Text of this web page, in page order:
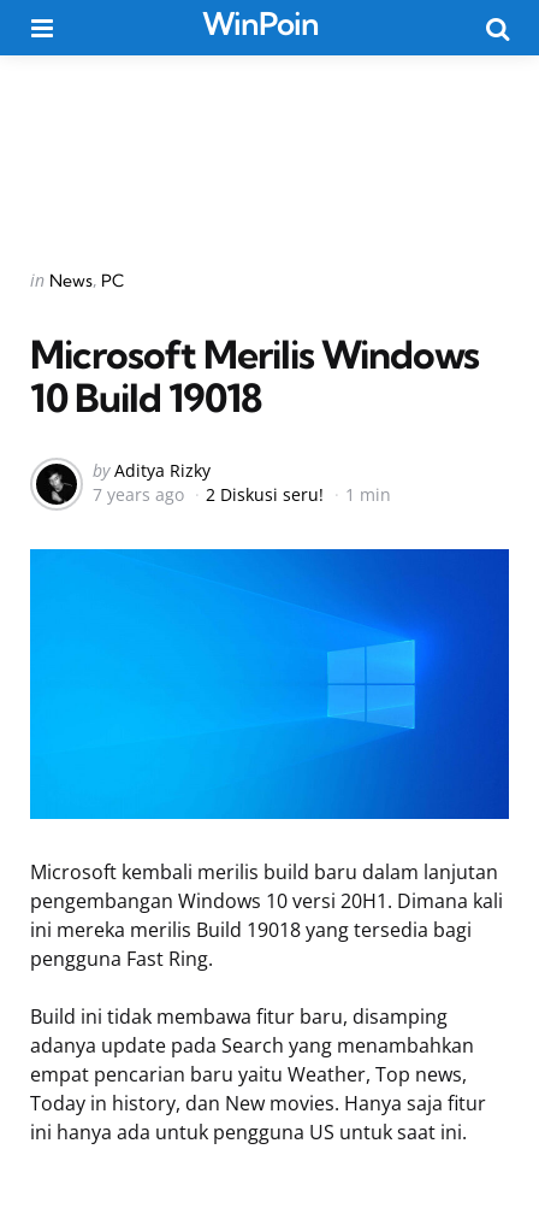
WinPoin
Categories
Posted
in News PC
Microsoft Merilis Windows
10 Build 19018
Posted
by
by Aditya Rizky
7 years ago
2 Diskusi seru! 1 min
Microsoft kembali merilis build baru dalam lanjutan
pengembangan Windows 10 versi 20H1. Dimana kali
ini mereka merilis Build 19018 yang tersedia bagi
pengguna Fast Ring.
Build ini tidak membawa fitur baru, disamping
adanya update pada Search yang menambahkan
empat pencarian baru yaitu Weather, Top news,
Today in history, dan New movies. Hanya saja fitur
ini hanya ada untuk pengguna US untuk saat ini.